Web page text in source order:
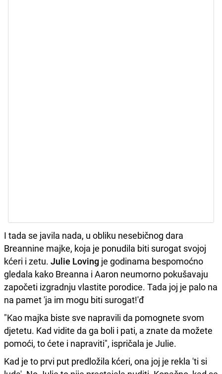
I tada se javila nada, u obliku nesebičnog dara
Breannine majke, koja je ponudila biti surogat svojoj
kćeri i zetu. Julie Loving je godinama bespomoćno
gledala kako Breanna i Aaron neumorno pokušavaju
započeti izgradnju vlastite porodice. Tada joj je palo na
na pamet 'ja im mogu biti surogat!'đ
"Kao majka biste sve napravili da pomognete svom
djetetu. Kad vidite da ga boli i pati, a znate da možete
pomoći, to ćete i napraviti", ispričala je Julie.
Kad je to prvi put predložila kćeri, ona joj je rekla 'ti si